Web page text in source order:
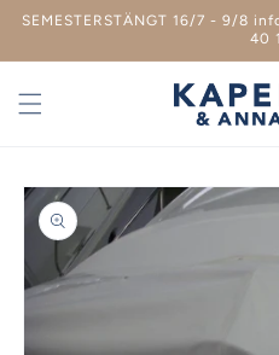
vidare
innehåll
SEMESTERSTÄNGT 16/7 - 9/8
40
vidare till